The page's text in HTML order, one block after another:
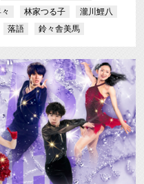
林家つる子
瀧川鯉八
落語 鈴々舎美馬